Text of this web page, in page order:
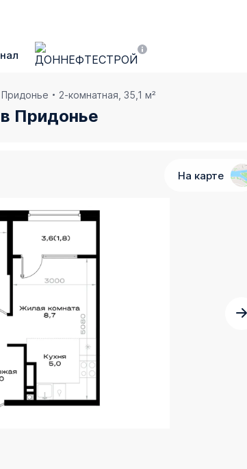
Придонье 2-комнатная, 35,1 м²
Придонье
На карте